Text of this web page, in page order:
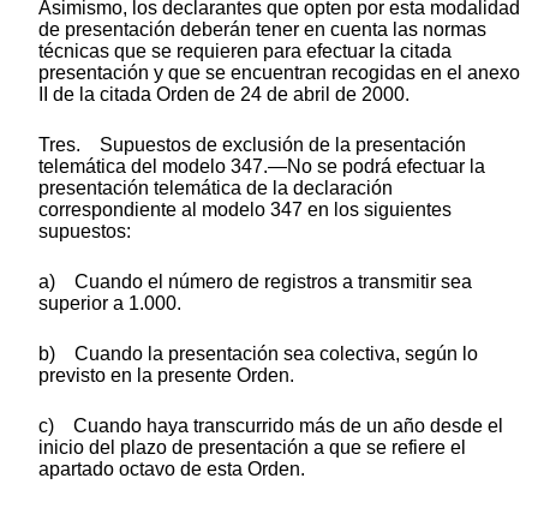
Asimismo, los declarantes que opten por esta modalidad
de presentación deberán tener en cuenta las normas
técnicas que se requieren para efectuar la citada
presentación y que se encuentran recogidas en el anexo
II de la citada Orden de 24 de abril de 2000.
Tres. Supuestos de exclusión de la presentación
telemática del modelo 347.—No se podrá efectuar la
presentación telemática de la declaración
correspondiente al modelo 347 en los siguientes
supuestos:
a) Cuando el número de registros a transmitir sea
superior a 1.000.
b) Cuando la presentación sea colectiva, según lo
previsto en la presente Orden.
c) Cuando haya transcurrido más de un año desde el
inicio del plazo de presentación a que se refiere el
apartado octavo de esta Orden.